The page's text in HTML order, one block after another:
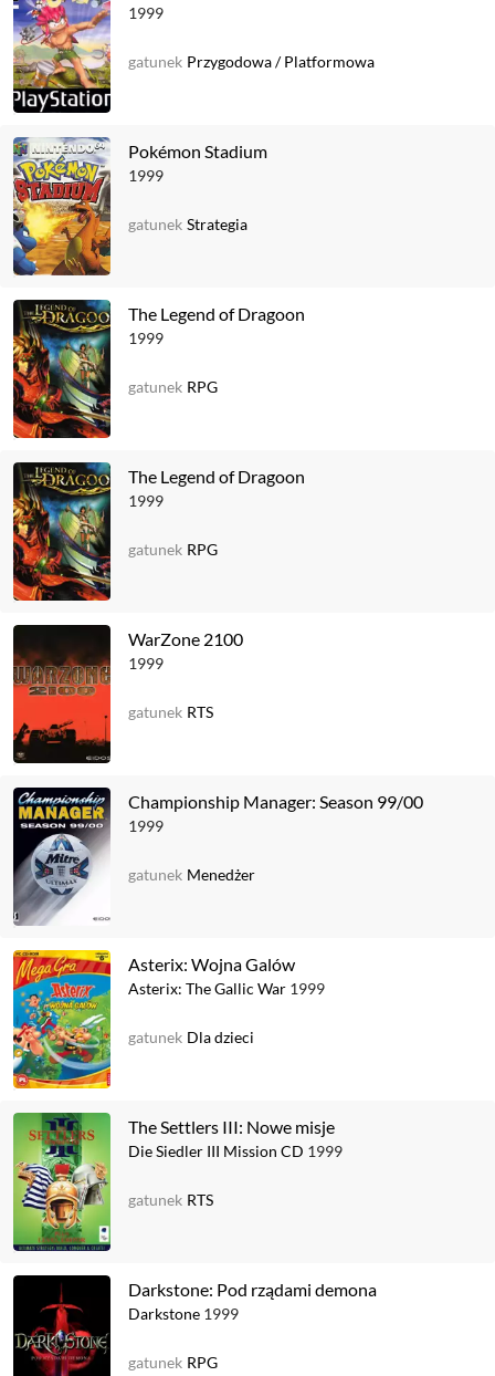
1999
gatunek Przygodowa/Platformowa
Pokémon Stadium
1999
gatunek Strategia
The Legend of Dragoon
1999
gatunek RPG
The Legend of Dragoon
1999
gatunek RPG
WarZone 2100
1999
gatunek RTS
Championship Manager: Season 99/00
1999
gatunek Menedżer
Asterix: Wojna Galów
Asterix: The Gallic War 1999
gatunek Dla dzieci
The Settlers III: Nowe misje
Die Siedler III Mission CD 1999
gatunek RTS
Darkstone: Pod rządami demona
Darkstone 1999
gatunek RPG